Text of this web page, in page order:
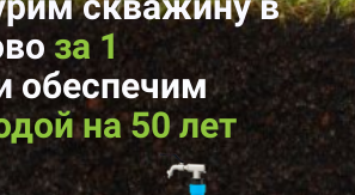
за 1
обеспечим
на 50 лет